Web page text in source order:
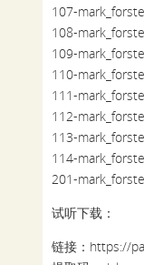
107-
108-
109-
110-
111-
112-
113-
114-
201-
试听下载：
链接：https://